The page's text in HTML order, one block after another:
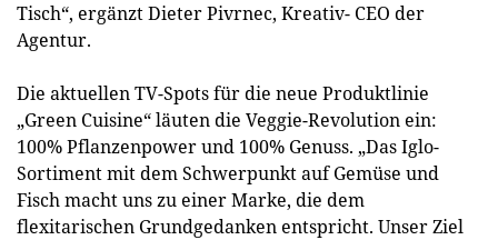
Tisch“, ergänzt Dieter Pivrnec, Kreativ- CEO der
Agentur.
Die aktuellen TV-Spots für die neue Produktlinie
„Green Cuisine“ läuten die Veggie-Revolution ein:
100% Pflanzenpower und 100% Genuss. „Das Iglo-
Sortiment mit dem Schwerpunkt auf Gemüse und
Fisch macht uns zu einer Marke, die dem
flexitarischen Grundgedanken entspricht. Unser Ziel